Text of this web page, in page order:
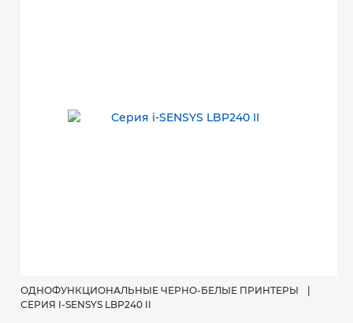
ОДНОФУНКЦИОНАЛЬНЫЕ ЧЕРНО-БЕЛЫЕ ПРИНТЕРЫ
СЕРИЯ I-SENSYS LBP240 II